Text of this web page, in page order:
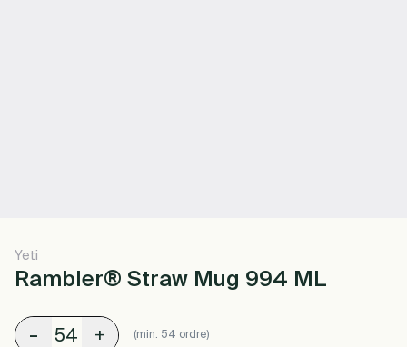
Yeti
Rambler® Straw Mug 994 ML
- + (min. 54 ordre)